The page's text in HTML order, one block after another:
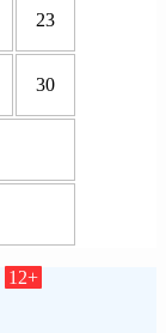
23
30
12+